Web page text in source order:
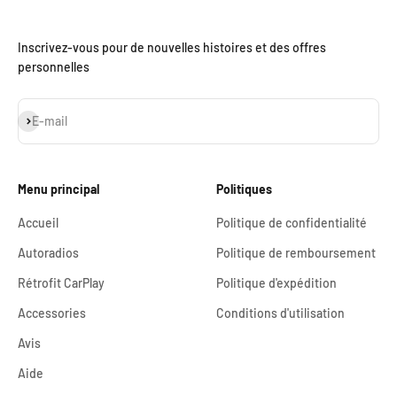
Inscrivez-vous pour de nouvelles histoires et des offres
personnelles
E-mail
S'inscrire
Menu principal
Accueil
Autoradios
Rétrofit CarPlay
Accessories
Avis
Aide
Politiques
Politique de confidentialité
Politique de remboursement
Politique d'expédition
Conditions d'utilisation